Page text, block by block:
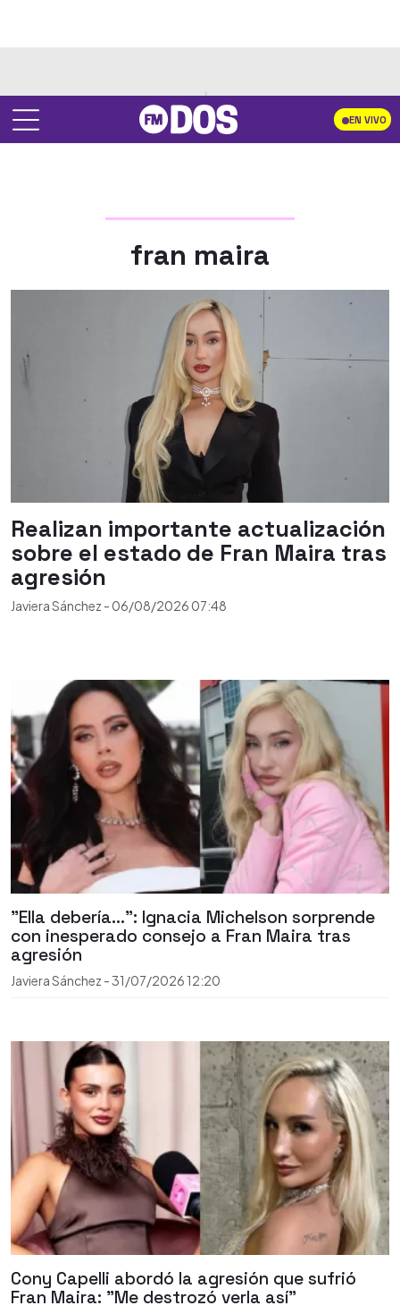
EN VIVO
fran maira
Realizan importante actualización
sobre el estado de Fran Maira tras
agresión
Javiera Sánchez - 06/08/2026 07:48
"Ella debería...": Ignacia Michelson sorprende
con inesperado consejo a Fran Maira tras
agresión
Javiera Sánchez -31/07/2026 12:20
Cony Capelli abordó la agresión que sufrió
Fran Maira: "Me destrozó verla así"